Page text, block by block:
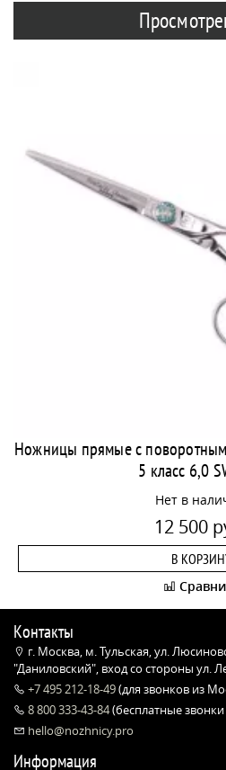
Ножницы прямые с
5 класс 6,0
Нет в
12 500
В
Контакты
г. Москва, м. Тульская, ул.
"Даниловский", вход со стороны ул.
+7 495 212-18-49(для звонков из
8 800 333-43-84(бесплатные
hello@nozhnicy.pro
Информация